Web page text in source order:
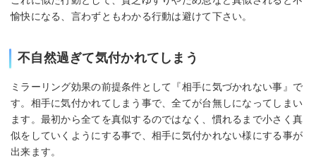
愉快になる、言わずともわかる行動は避けて下さい。
不自然過ぎて気付かれてしまう
ミラーリング効果の前提条件として『相手に気づかれない事』で
す。相手に気付かれてしまう事で、全てが台無しになってしまい
ます。最初から全てを真似するのではなく、慣れるまで小さく真
似をしていくようにする事で、相手に気付かれない様にする事が
出来ます。